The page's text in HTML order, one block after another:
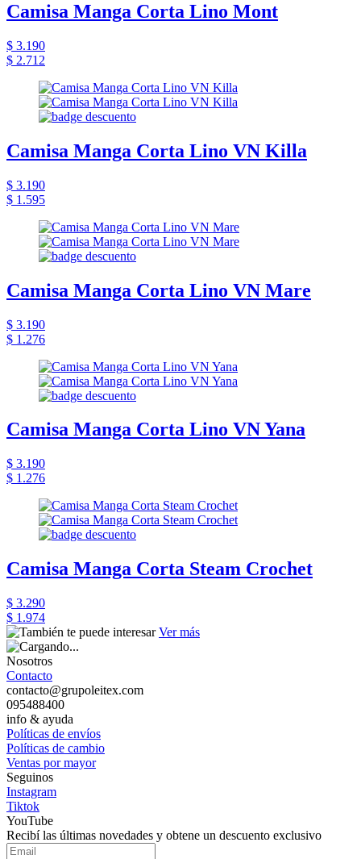
Camisa Manga Corta Lino Mont
$ 3.190
$ 2.712
Camisa Manga Corta Lino VN Killa
$ 3.190
$ 1.595
Camisa Manga Corta Lino VN Mare
$ 3.190
$ 1.276
Camisa Manga Corta Lino VN Yana
$ 3.190
$ 1.276
Camisa Manga Corta Steam Crochet
$ 3.290
$ 1.974
Ver más
Nosotros
Contacto
contacto@grupoleitex.com
095488400
info & ayuda
Políticas de envíos
Políticas de cambio
Ventas por mayor
Seguinos
Instagram
Tiktok
YouTube
Recibí las últimas novedades y obtene un descuento exclusivo